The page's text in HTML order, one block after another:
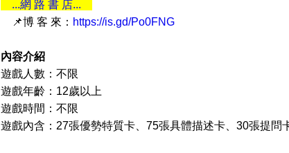
...網 路 書 店...
📌博 客 來： https://is.gd/Po0FNG
內容介紹
遊戲人數：不限
遊戲年齡：12歲以上
遊戲時間：不限
遊戲內含：27張優勢特質卡、75張具體描述卡、30張提問